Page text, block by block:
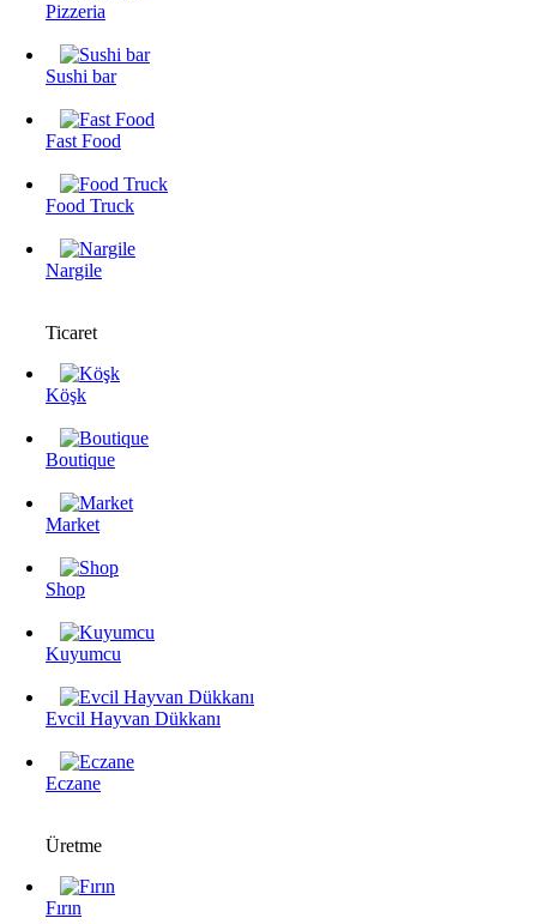
Pizzeria
Sushi bar
Fast Food
Food Truck
Nargile
Ticaret
Köşk
Boutique
Market
Shop
Kuyumcu
Evcil Hayvan Dükkanı
Eczane
Üretme
Fırın